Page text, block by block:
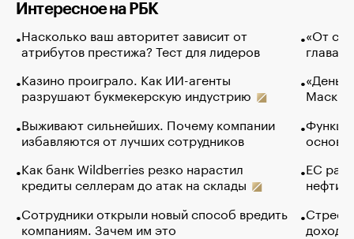
Интересное на РБК
Насколько ваш авторитет зависит от
атрибутов престижа? Тест для лидеров
Казино проиграло. Как ИИ-агенты
разрушают букмекерскую индустрию
Выживают сильнейших. Почему компании
избавляются от лучших сотрудников
Как банк Wildberries резко нарастил
кредиты селлерам до атак на склады
Сотрудники открыли новый способ вредить
компаниям. Зачем им это
«От
глава
Маск в
основ
ЕС
нефти